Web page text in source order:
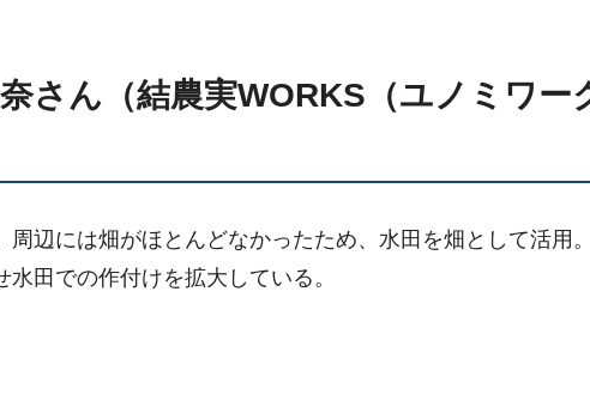
さん（結農実WORKS（ユノミワー
辺には畑がほとんどなかったため、水田を畑として活用
田での作付けを拡大している。